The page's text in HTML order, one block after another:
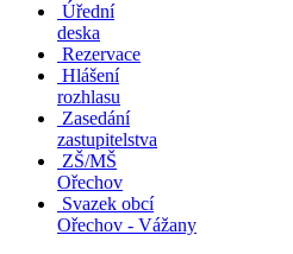
Úřední
deska
Rezervace
Hlášení
rozhlasu
Zasedání
zastupitelstva
ZŠ/MŠ
Ořechov
Svazek obcí
Ořechov - Vážany